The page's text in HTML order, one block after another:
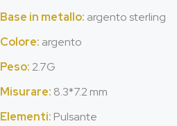
Base in metallo: argento sterling
Colore: argento
Peso: 2.7G
Misurare: 8.3*7.2 mm
Elementi: Pulsante